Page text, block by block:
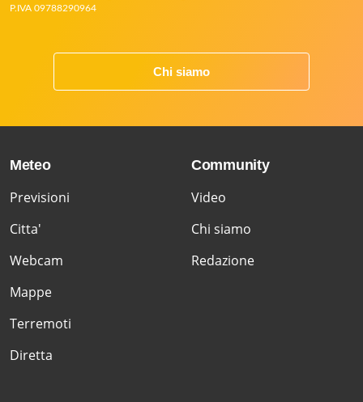
P.IVA 09788290964
Chi siamo
Meteo
Previsioni
Citta'
Webcam
Mappe
Terremoti
Diretta
Community
Video
Chi siamo
Redazione